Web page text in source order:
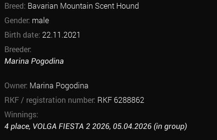
Breed: Bavarian Mountain Scent Hound
Gender: male
Birth date: 22.11.2021
Breeder:
Marina Pogodina
Owner: Marina Pogodina
RKF / registration number: RKF 6288862
Winnings:
4 place, VOLGA FIESTA 2 2026, 05.04.2026 (in group)